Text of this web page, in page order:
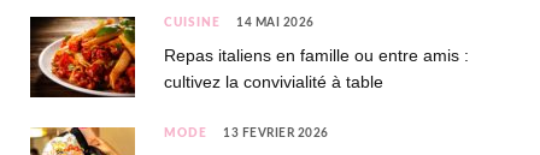
CUISINE 14 MAI 2026
Repas italiens en famille ou entre amis :
cultivez la convivialité à table
MODE 13 FÉVRIER 2026